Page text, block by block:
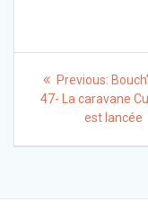
Navigation
de
l’article
Previous:
post:
47- La caravane
est lancée